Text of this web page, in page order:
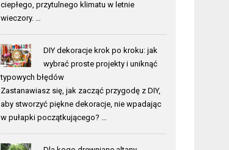
ciepłego, przytulnego klimatu w letnie
wieczory. …
DIY dekoracje krok po kroku: jak
wybrać proste projekty i uniknąć
typowych błędów
Zastanawiasz się, jak zacząć przygodę z DIY,
aby stworzyć piękne dekoracje, nie wpadając
w pułapki początkującego? …